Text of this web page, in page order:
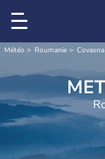
Météo Roumanie Covasna